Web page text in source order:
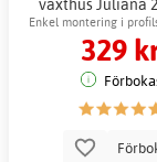
Enkel montering i
stabilitet
329